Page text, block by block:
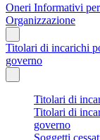
Oneri Informativi
Organizzazione
Titolari di incarichi
governo
Titolari di
Titolari di
governo
Soggetti